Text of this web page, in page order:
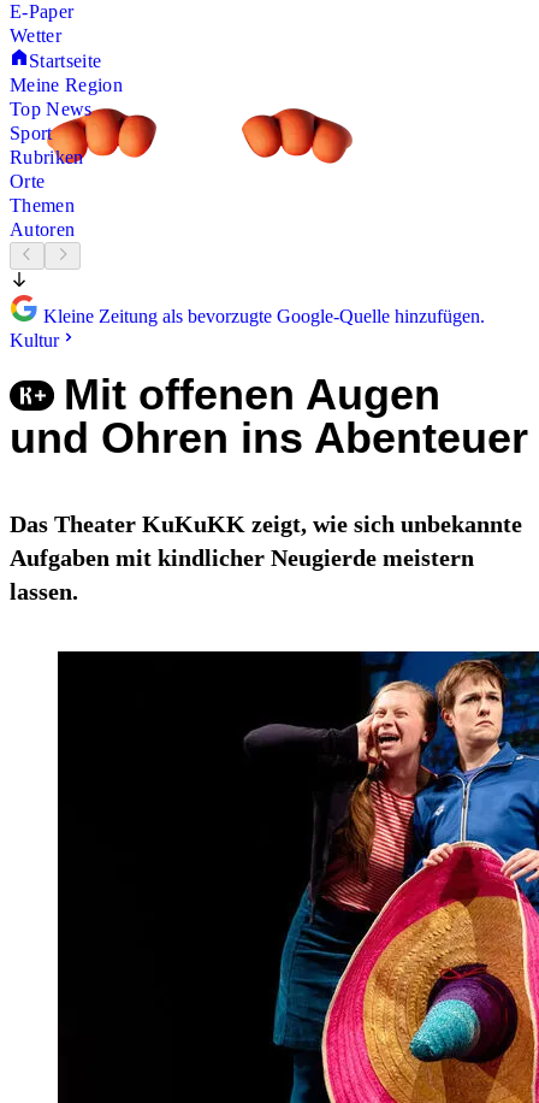
E-Paper
Wetter
Startseite
Meine Region
Top News
Sport
Rubriken
Orte
Themen
Autoren
Kleine Zeitung als bevorzugte Google-Quelle hinzufügen.
Kultur
Mit offenen Augen
und Ohren ins Abenteuer
Das Theater KuKuKK zeigt, wie sich unbekannte
Aufgaben mit kindlicher Neugierde meistern
lassen.